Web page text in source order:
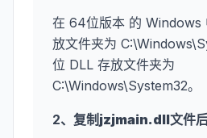
在 64位版本 的 Windows
放文件夹为
位 DLL 存放文件夹为
C:\Windows\System32。
2、复制 jzjmain.dll文件